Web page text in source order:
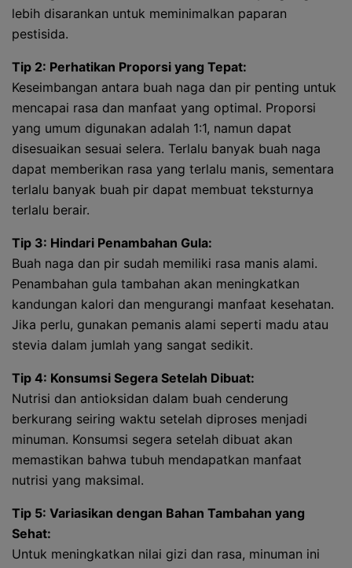
lebih disarankan untuk meminimalkan paparan
pestisida.
Tip 2: Perhatikan Proporsi yang Tepat:
Keseimbangan antara buah naga dan pir penting untuk
mencapai rasa dan manfaat yang optimal. Proporsi
yang umum digunakan adalah 1:1, namun dapat
disesuaikan sesuai selera. Terlalu banyak buah naga
dapat memberikan rasa yang terlalu manis, sementara
terlalu banyak buah pir dapat membuat teksturnya
terlalu berair.
Tip 3: Hindari Penambahan Gula:
Buah naga dan pir sudah memiliki rasa manis alami.
Penambahan gula tambahan akan meningkatkan
kandungan kalori dan mengurangi manfaat kesehatan.
Jika perlu, gunakan pemanis alami seperti madu atau
stevia dalam jumlah yang sangat sedikit.
Tip 4: Konsumsi Segera Setelah Dibuat:
Nutrisi dan antioksidan dalam buah cenderung
berkurang seiring waktu setelah diproses menjadi
minuman. Konsumsi segera setelah dibuat akan
memastikan bahwa tubuh mendapatkan manfaat
nutrisi yang maksimal.
Tip 5: Variasikan dengan Bahan Tambahan yang
Sehat:
Untuk meningkatkan nilai gizi dan rasa, minuman ini